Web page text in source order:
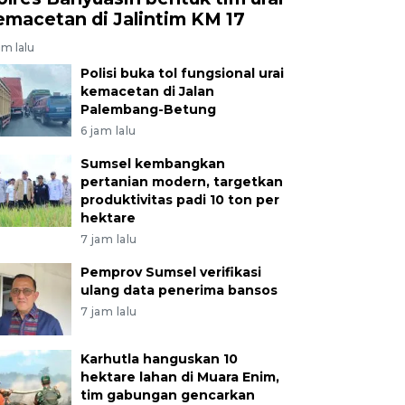
di Jalintim KM 17
lalu
Polisi buka tol fungsional urai
kemacetan di Jalan
Palembang-Betung
6 jam lalu
Sumsel kembangkan
pertanian modern, targetkan
produktivitas padi 10 ton per
hektare
7 jam lalu
Pemprov Sumsel verifikasi
ulang data penerima bansos
7 jam lalu
Karhutla hanguskan 10
hektare lahan di Muara Enim,
tim gabungan gencarkan